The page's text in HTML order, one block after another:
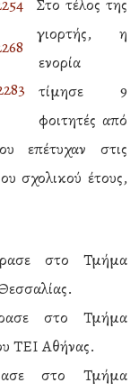
Στο τέλος της
γιορτής, η
ενορία
τίμησε 9
φοιτητές από
επέτυχαν στις
σχολικού έτους,
στο Τμήμα
στο Τμήμα
ΤΕΙ Αθήνας.
στο Τμήμα